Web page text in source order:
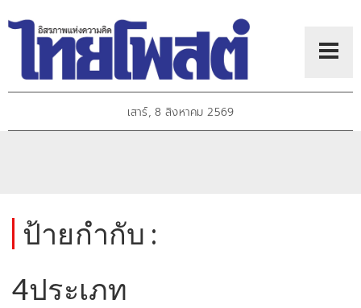
เสาร์, 8 สิงหาคม 2569
ป้ายกำกับ :
4ประเภท